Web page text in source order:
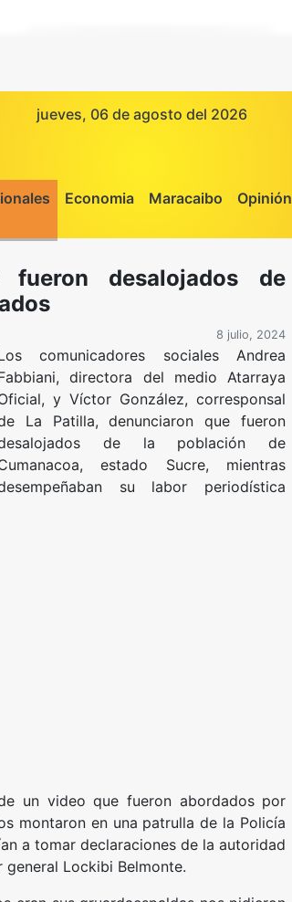
jueves, 06 de agosto del 2026
Economia Maracaibo Opinión
fueron desalojados de
8 julio, 2024
comunicadores sociales Andrea
directora del medio Atarraya
y Víctor González, corresponsal
La Patilla, denunciaron que fueron
de la población de
estado Sucre, mientras
su labor periodística
un video que fueron abordados por
montaron en una patrulla de la Policía
a tomar declaraciones de la autoridad
Lockibi Belmonte.